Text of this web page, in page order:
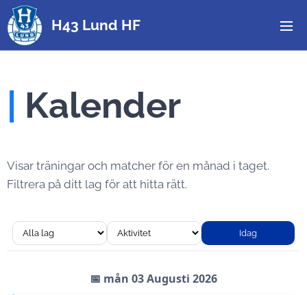
H43 Lund HF
Kalender
Visar träningar och matcher för en månad i taget.
Filtrera på ditt lag för att hitta rätt.
Idag
📅 mån 03 Augusti 2026